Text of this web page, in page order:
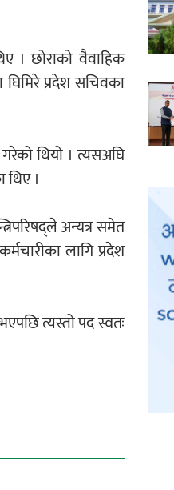
। छोराको वैवाहिक
प्रदेश सचिवका
थियो । त्यसअघि
।
अन्यत्र समेत
लागि प्रदेश
त्यस्तो पद स्वतः